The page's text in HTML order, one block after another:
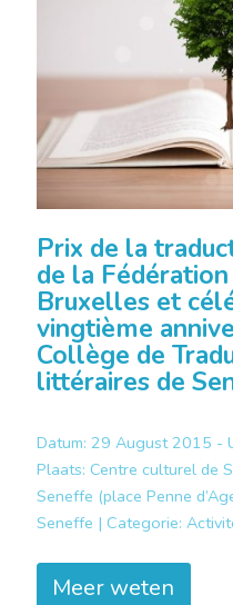
Prix de la
de la
Bruxelles et
vingtième
Collège de
littéraires de
Datum: 29 August 2015 -
Plaats: Centre culturel de
Seneffe (place Penne
Seneffe | Categorie:
Meer weten